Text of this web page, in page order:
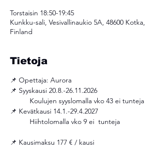
Torstaisin 18:50-19:45
Kunkku-sali, Vesivallinaukio 5A, 48600 Kotka,
Finland
Tietoja
📌 Opettaja: Aurora
📌 Syyskausi 20.8.-26.11.2026
	Koulujen syyslomalla vko 43 ei tunteja
📌 Kevätkausi 14.1.-29.4.2027
	Hiihtolomalla vko 9 ei  tunteja
📌 Kausimaksu 177 € / kausi